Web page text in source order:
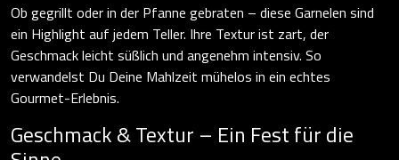
Ob gegrillt oder in der Pfanne gebraten – diese Garnelen sind
ein Highlight auf jedem Teller. Ihre Textur ist zart, der
Geschmack leicht süßlich und angenehm intensiv. So
verwandelst Du Deine Mahlzeit mühelos in ein echtes
Gourmet-Erlebnis.
Geschmack & Textur – Ein Fest für die